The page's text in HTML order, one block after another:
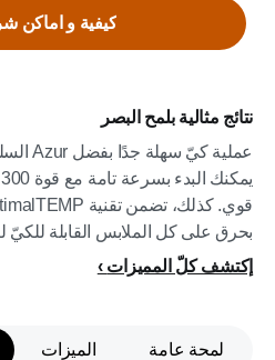
نتائج مثالية بلمح البصر
بحرق على كل الملابس القابلة للكيّ
إكتشف كلّ المميزات
كيفية و اماكن
لمحة عامة الميزات